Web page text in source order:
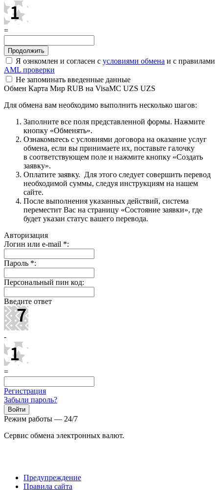
=
Я ознкомлен и согласен с условиями обмена и с правилами
AML проверки
Не запоминать введенные данные
Обмен Карта Мир RUB на VisaMC UZS UZS
Для обмена вам необходимо выполнить несколько шагов:
Заполните все поля представленной формы. Нажмите
кнопку «Обменять».
Ознакомьтесь с условиями договора на оказание услуг
обмена, если вы принимаете их, поставьте галочку
в соответствующем поле и нажмите кнопку «Создать
заявку».
Оплатите заявку. Для этого следует совершить перевод
необходимой суммы, следуя инструкциям на нашем
сайте.
После выполнения указанных действий, система
переместит Вас на страницу «Состояние заявки», где
будет указан статус вашего перевода.
Авторизация
Логин или e-mail *:
Пароль *:
Персональный пин код:
Введите ответ
-
=
Регистрация
Забыли пароль?
Режим работы — 24/7
Сервис обмена электронных валют.
Предупреждение
Правила сайта